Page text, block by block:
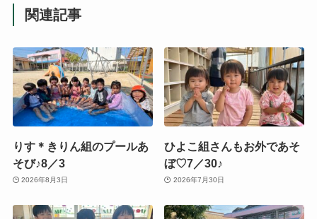
関連記事
りす＊きりん組のプールあ
そび♪8／3
2026年8月3日
ひよこ組さんもお外であそ
ぼ♡7／30♪
2026年7月30日